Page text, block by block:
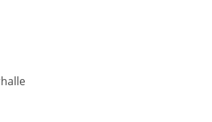
einer Werkstatt